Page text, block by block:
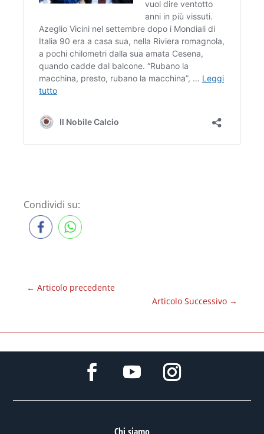
Condividi su:
← Articolo precedente
Articolo Successivo →